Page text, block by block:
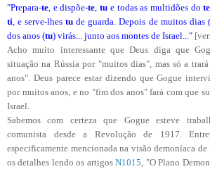
"Prepara-te, e dispõe-te,tu e todas as multidões do
ti, e serve-lhestu de guarda. Depois de muitos dias (
dos anos (tu) virás... junto aos montes de Israel..."
Acho muito interessante que Deus diga que
situação na Rússia por "muitos dias", mas só a
anos". Deus parece estar dizendo que Gogue
por muitos anos, e no "fim dos anos" fará com que
Israel.
Sabemos com certeza que Gogue esteve
comunista desde a Revolução de 1917.
especificamente mencionada na visão demoníaca
os detalhes lendo os artigosN1015, "O Plano